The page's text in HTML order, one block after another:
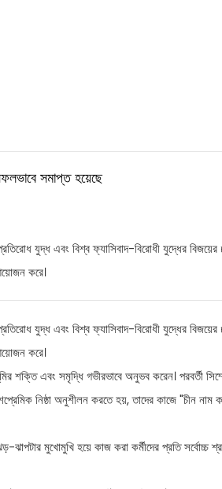
সমাপ্ত হয়েছে
যুদ্ধ এবং বিশ্ব ফ্যাসিবাদ-বিরোধী যুদ্ধের বিজয়ের
করে।
যুদ্ধ এবং বিশ্ব ফ্যাসিবাদ-বিরোধী যুদ্ধের বিজয়ের
করে।
শক্তি এবং সমৃদ্ধি গভীরভাবে অনুভব করেন। পরবর্তী
নিষ্ঠা অনুশীলন করতে হয়, তাদের কাজে "চীন নাম
মুখোমুখি হয়ে কাজ করা কর্মীদের প্রতি সর্বোচ্চ